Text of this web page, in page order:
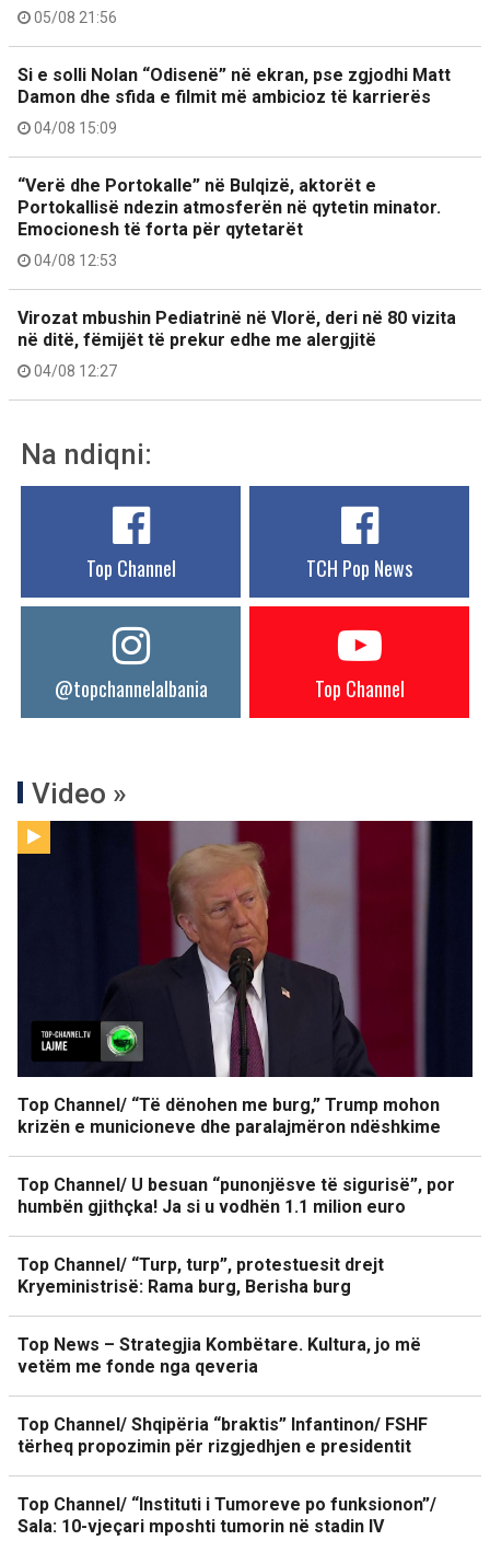
05/08 21:56
Si e solli Nolan “Odisenë” në ekran, pse zgjodhi Matt
Damon dhe sfida e filmit më ambicioz të karrierës
04/08 15:09
“Verë dhe Portokalle” në Bulqizë, aktorët e
Portokallisë ndezin atmosferën në qytetin minator.
Emocionesh të forta për qytetarët
04/08 12:53
Virozat mbushin Pediatrinë në Vlorë, deri në 80 vizita
në ditë, fëmijët të prekur edhe me alergjitë
04/08 12:27
Na ndiqni:
Top Channel TCH Pop News
@topchannelalbania Top Channel
Video »
Top Channel/ “Të dënohen me burg,” Trump mohon
krizën e municioneve dhe paralajmëron ndëshkime
Top Channel/ U besuan “punonjësve të sigurisë”, por
humbën gjithçka! Ja si u vodhën 1.1 milion euro
Top Channel/ “Turp, turp”, protestuesit drejt
Kryeministrisë: Rama burg, Berisha burg
Top News – Strategjia Kombëtare. Kultura, jo më
vetëm me fonde nga qeveria
Top Channel/ Shqipëria “braktis” Infantinon/ FSHF
tërheq propozimin për rizgjedhjen e presidentit
Top Channel/ “Instituti i Tumoreve po funksionon”/
Sala: 10-vjeçari mposhti tumorin në stadin IV